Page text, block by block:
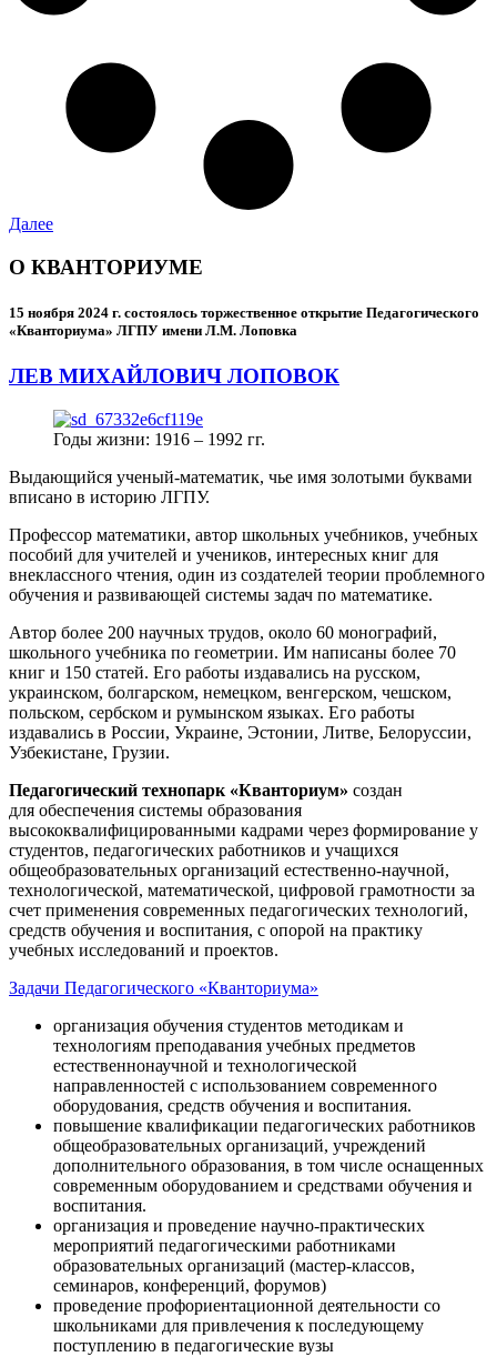
Далее
О КВАНТОРИУМЕ
15 ноября 2024 г. состоялось торжественное открытие Педагогического
«Кванториума» ЛГПУ имени Л.М. Лоповка
ЛЕВ МИХАЙЛОВИЧ ЛОПОВОК
Годы жизни: 1916 – 1992 гг.
Выдающийся ученый-математик, чье имя золотыми буквами
вписано в историю ЛГПУ.
Профессор математики, автор школьных учебников, учебных
пособий для учителей и учеников, интересных книг для
внеклассного чтения, один из создателей теории проблемного
обучения и развивающей системы задач по математике.
Автор более 200 научных трудов, около 60 монографий,
школьного учебника по геометрии. Им написаны более 70
книг и 150 статей. Его работы издавались на русском,
украинском, болгарском, немецком, венгерском, чешском,
польском, сербском и румынском языках. Его работы
издавались в России, Украине, Эстонии, Литве, Белоруссии,
Узбекистане, Грузии.
Педагогический технопарк «Кванториум» создан
для обеспечения системы образования
высококвалифицированными кадрами через формирование у
студентов, педагогических работников и учащихся
общеобразовательных организаций естественно-научной,
технологической, математической, цифровой грамотности за
счет применения современных педагогических технологий,
средств обучения и воспитания, с опорой на практику
учебных исследований и проектов.
Задачи Педагогического «Кванториума»
организация обучения студентов методикам и
технологиям преподавания учебных предметов
естественнонаучной и технологической
направленностей с использованием современного
оборудования, средств обучения и воспитания.
повышение квалификации педагогических работников
общеобразовательных организаций, учреждений
дополнительного образования, в том числе оснащенных
современным оборудованием и средствами обучения и
воспитания.
организация и проведение научно-практических
мероприятий педагогическими работниками
образовательных организаций (мастер-классов,
семинаров, конференций, форумов)
проведение профориентационной деятельности со
школьниками для привлечения к последующему
поступлению в педагогические вузы